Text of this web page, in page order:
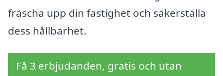
fräscha upp din fastighet och säkerställa
dess hållbarhet.
Få 3 erbjudanden, gratis och utan